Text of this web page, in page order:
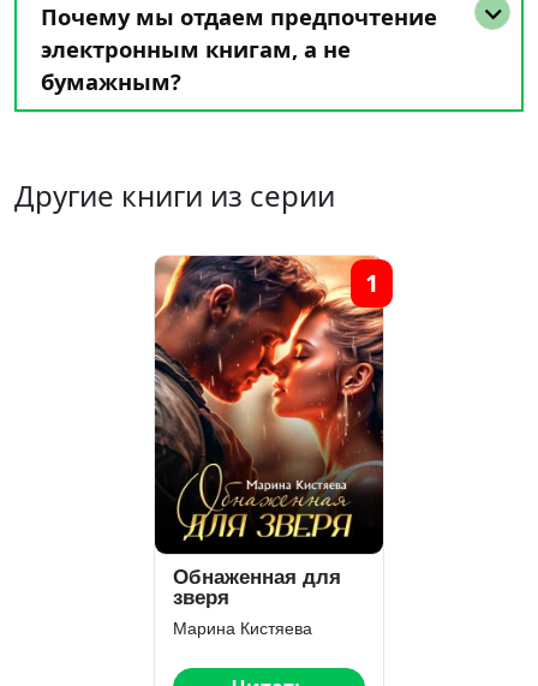
Почему мы отдаем предпочтение
электронным книгам, а не
бумажным?
Другие книги из серии
Обнаженная для
зверя
Марина Кистяева
1